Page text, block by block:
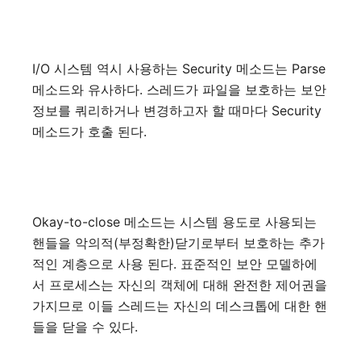
I/O 시스템 역시 사용하는 Security 메소드는 Parse
메소드와 유사하다. 스레드가 파일을 보호하는 보안
정보를 쿼리하거나 변경하고자 할 때마다 Security
메소드가 호출 된다.
Okay-to-close 메소드는 시스템 용도로 사용되는
핸들을 악의적(부정확한)닫기로부터 보호하는 추가
적인 계층으로 사용 된다. 표준적인 보안 모델하에
서 프로세스는 자신의 객체에 대해 완전한 제어권을
가지므로 이들 스레드는 자신의 데스크톱에 대한 핸
들을 닫을 수 있다.